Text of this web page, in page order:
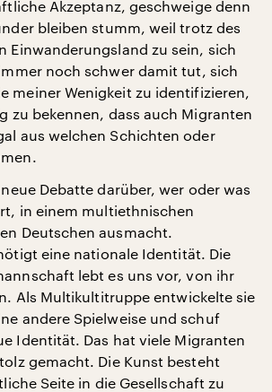
Akzeptanz, geschweige denn
bleiben stumm, weil trotz des
Einwanderungsland zu sein, sich
noch schwer damit tut, sich
meiner Wenigkeit zu identifizieren,
zu bekennen, dass auch Migranten
aus welchen Schichten oder
Debatte darüber, wer oder was
in einem multiethnischen
Deutschen ausmacht.
eine nationale Identität. Die
lebt es uns vor, von ihr
Als Multikultitruppe entwickelte sie
andere Spielweise und schuf
Identität. Das hat viele Migranten
gemacht. Die Kunst besteht
Seite in die Gesellschaft zu